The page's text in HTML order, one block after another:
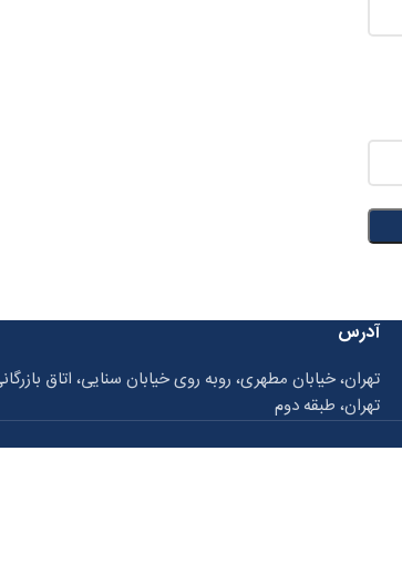
آدرس
تهران، خیابان مطهری، روبه روی خیابان سنایی، اتاق
تهران، طبقه دوم